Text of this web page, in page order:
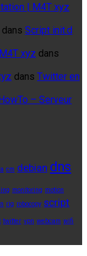
| M4T xyz
dans Script init.d
xyz dans
dans Twitter en
– Serveur
cm debian dns
monitoring motion
rig robocopy script
twitter vpn webcam wifi